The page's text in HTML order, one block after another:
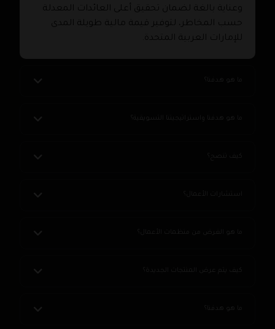
وعناية بالغة لضمان تحقيق أعلى العائدات المعدلة
حسب المخاطر، لتوفير قيمة مالية طويلة المدى
للإمارات العربية المتحدة.
ما هو هدفنا واستراتيجيتنا التسويقية؟
كيف تنصح؟
استشارات الأعمال؟
ما هو الغرض من منظمات الأعمال؟
كيف يتم عرض المنتجات الجديدة؟
ما هو هدفنا؟